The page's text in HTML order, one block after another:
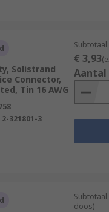
Solistrand
Connector,
Tin 16 AWG
2-321801-3
Subtotaal
€ 3,93
Aantal
doos)